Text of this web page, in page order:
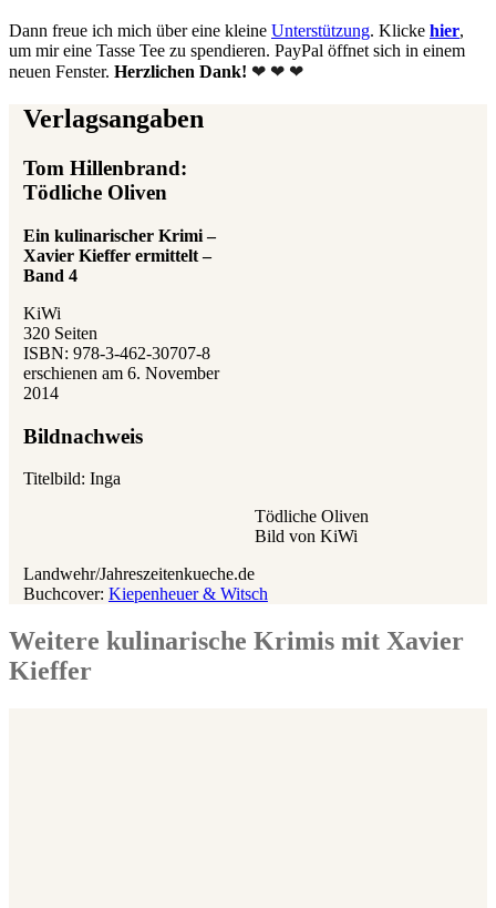
Dann freue ich mich über eine kleine Unterstützung. Klicke hier,
um mir eine Tasse Tee zu spendieren. PayPal öffnet sich in einem
neuen Fenster. Herzlichen Dank! ❤ ❤ ❤
Verlagsangaben
Tödliche Oliven
Bild von KiWi
Tom Hillenbrand:
Tödliche Oliven
Ein kulinarischer Krimi –
Xavier Kieffer ermittelt –
Band 4
KiWi
320 Seiten
ISBN: 978-3-462-30707-8
erschienen am 6. November
2014
Bildnachweis
Titelbild: Inga
Landwehr/Jahreszeitenkueche.de
Buchcover: Kiepenheuer & Witsch
Weitere kulinarische Krimis mit Xavier
Kieffer